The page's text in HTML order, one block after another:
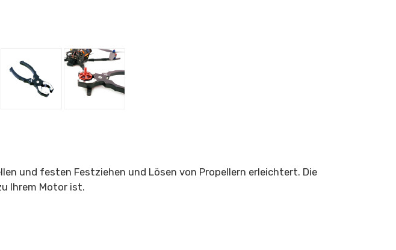
und festen Festziehen und Lösen von Propellern erleichtert. Die
Ihrem Motor ist.